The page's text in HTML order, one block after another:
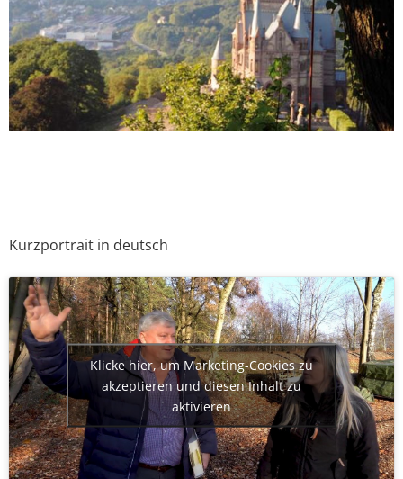
Kurzportrait in deutsch
Klicke hier, um Marketing-Cookies zu
akzeptieren und diesen Inhalt zu
aktivieren